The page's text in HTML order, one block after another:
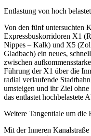
Entlastung von hoch
Von den fünf untersuchten
Expressbuskorridoren X1
Nippes – Kalk) und X5
Gladbach) ein neues,
zwischen
Führung der X1 über die
radial verlaufende
umsteigen und ihr Ziel
das entlastet hochbelastete
Weitere Tangentiale um die
Mit der Inneren Kanalstraße